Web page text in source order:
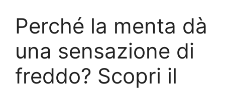
Perché la menta dà
una sensazione di
freddo? Scopri il